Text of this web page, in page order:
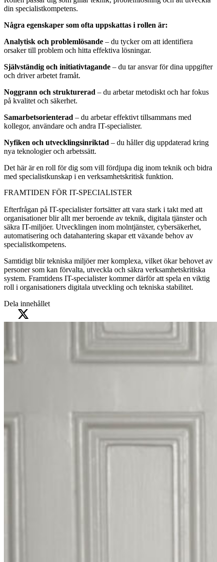
din specialistkompetens.
Några egenskaper som ofta uppskattas i rollen är:
Analytisk och problemlösande – du tycker om att identifiera
orsaker till problem och hitta effektiva lösningar.
Självständig och initiativtagande – du tar ansvar för dina uppgifter
och driver arbetet framåt.
Noggrann och strukturerad – du arbetar metodiskt och har fokus
på kvalitet och säkerhet.
Samarbetsorienterad – du arbetar effektivt tillsammans med
kollegor, användare och andra IT-specialister.
Nyfiken och utvecklingsinriktad – du håller dig uppdaterad kring
nya teknologier och arbetssätt.
Det här är en roll för dig som vill fördjupa dig inom teknik och bidra
med specialistkunskap i en verksamhetskritisk funktion.
FRAMTIDEN FÖR IT-SPECIALISTER
Efterfrågan på IT-specialister fortsätter att vara stark i takt med att
organisationer blir allt mer beroende av teknik, digitala tjänster och
säkra IT-miljöer. Utvecklingen inom molntjänster, cybersäkerhet,
automatisering och datahantering skapar ett växande behov av
specialistkompetens.
Samtidigt blir tekniska miljöer mer komplexa, vilket ökar behovet av
personer som kan förvalta, utveckla och säkra verksamhetskritiska
system. Framtidens IT-specialister kommer därför att spela en viktig
roll i organisationers digitala utveckling och tekniska stabilitet.
Dela innehållet